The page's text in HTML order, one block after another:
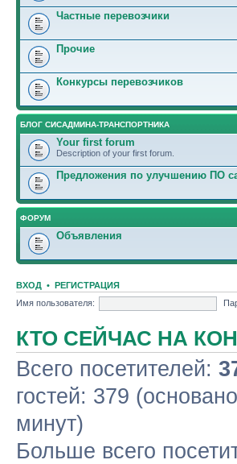
Частные перевозчики
Прочие
Конкурсы перевозчиков
БЛОГ СИСАДМИНА-ТРАНСПОРТНИКА
Your first forum
Description of your first forum.
Предложения по улучшению ПО
ФОРУМ
Объявления
ВХОД • РЕГИСТРАЦИЯ
Имя пользователя:
КТО СЕЙЧАС НА
Всего посетителей:
гостей: 379
минут)
Больше всего